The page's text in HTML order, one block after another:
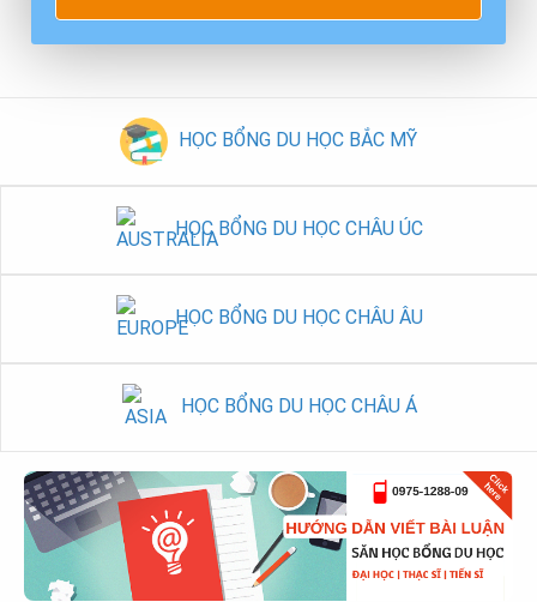
HỌC BỔNG DU HỌC BẮC MỸ
HỌC BỔNG DU HỌC CHÂU ÚC
HỌC BỔNG DU HỌC CHÂU ÂU
HỌC BỔNG DU HỌC CHÂU Á